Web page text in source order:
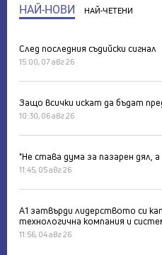
НАЙ-НОВИ НАЙ-ЧЕТЕНИ
След последния съдийски сигнал
15:00, 07 авг 26
Защо всички искат да бъдат
10:30, 06 авг 26
"Не става дума за пазарен дял, а
11:45, 05 авг 26
А1 затвърди лидерството си
технологична компания и
11:56, 04 авг 26